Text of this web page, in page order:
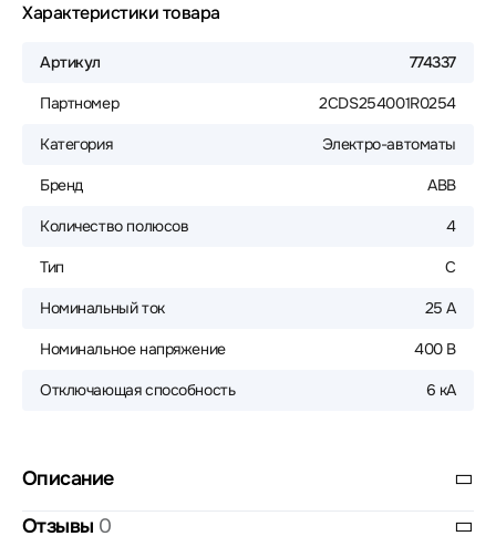
Характеристики товара
Артикул 774337
Партномер 2CDS254001R0254
Категория Электро-автоматы
Бренд ABB
Количество полюсов 4
Тип C
Номинальный ток 25 А
Номинальное напряжение 400 В
Отключающая способность 6 кА
Описание
Отзывы 0